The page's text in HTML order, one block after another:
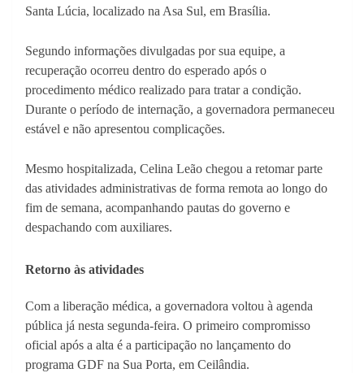
Santa Lúcia, localizado na Asa Sul, em Brasília.
Segundo informações divulgadas por sua equipe, a
recuperação ocorreu dentro do esperado após o
procedimento médico realizado para tratar a condição.
Durante o período de internação, a governadora permaneceu
estável e não apresentou complicações.
Mesmo hospitalizada, Celina Leão chegou a retomar parte
das atividades administrativas de forma remota ao longo do
fim de semana, acompanhando pautas do governo e
despachando com auxiliares.
Retorno às atividades
Com a liberação médica, a governadora voltou à agenda
pública já nesta segunda-feira. O primeiro compromisso
oficial após a alta é a participação no lançamento do
programa GDF na Sua Porta, em Ceilândia.